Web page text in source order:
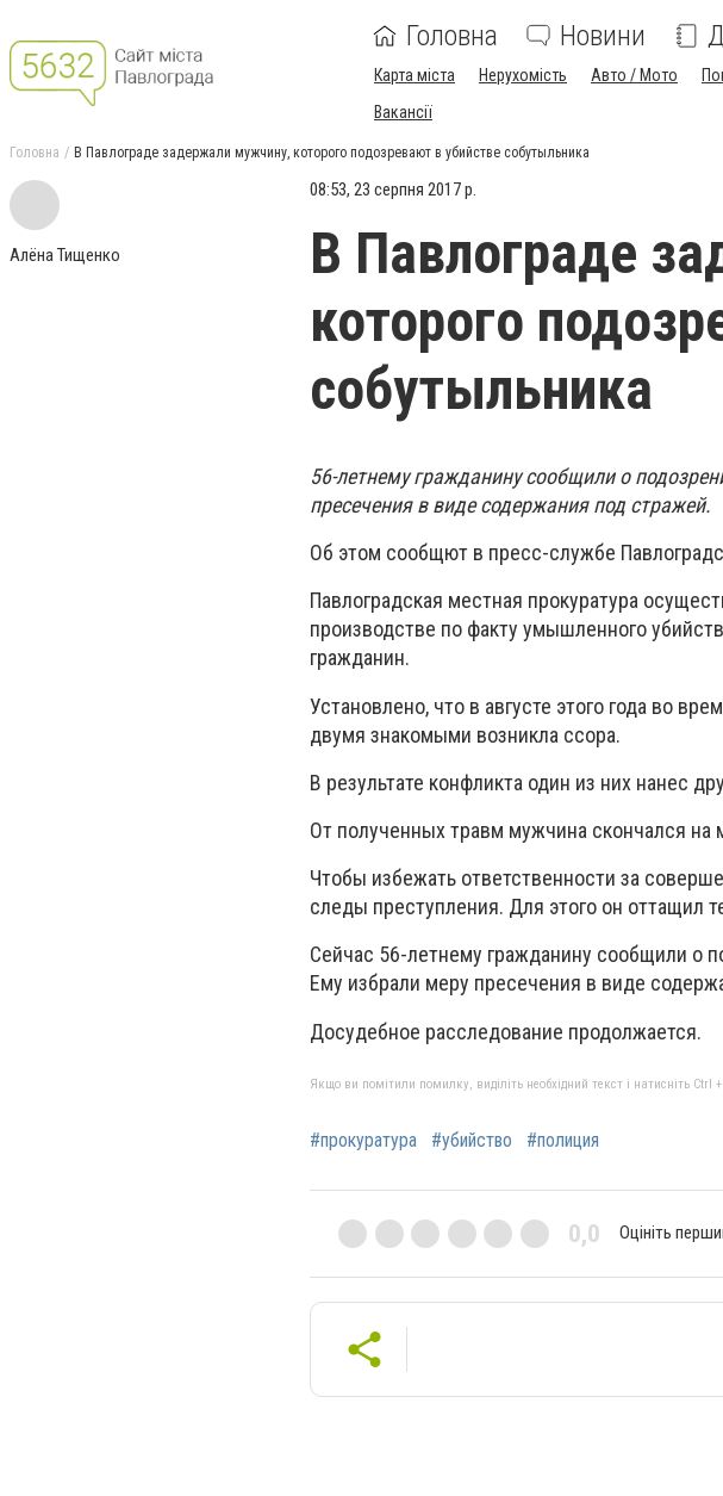
Головна Новини
Карта міста Нерухомість Авто / Мото
Вакансії
Головна В Павлограде задержали мужчину, которого подозревают в убийстве собутыльника
Алёна Тищенко
08:53, 23 серпня 2017 р.
В Павлограде
которого
собутыльника
56-летнему гражданину сообщили о
пресечения в виде содержания под стражей.
Об этом сообщют в пресс-службе
Павлоградская местная прокуратура
производстве по факту умышленного
гражданин.
Установлено, что в августе этого года во
двумя знакомыми возникла ссора.
В результате конфликта один из них нанес
От полученных травм мужчина скончался на
Чтобы избежать ответственности за
следы преступления. Для этого он оттащил
Сейчас 56-летнему гражданину сообщили о
Ему избрали меру пресечения в виде
Досудебное расследование продолжается.
Якщо ви помітили помилку, виділіть необхідний текст і натисніть Ctrl
#прокуратура #убийство #полиция
0,0 Оцініть